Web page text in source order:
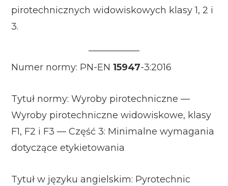
pirotechnicznych widowiskowych klasy 1, 2 i
3.
Numer normy: PN-EN15947-3:2016
Tytuł normy: Wyroby pirotechniczne —
Wyroby pirotechniczne widowiskowe, klasy
F1, F2 i F3 — Część 3: Minimalne wymagania
dotyczące etykietowania
Tytuł w języku angielskim: Pyrotechnic